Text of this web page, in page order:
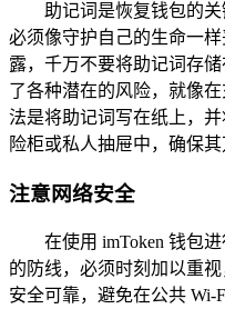
助记词是恢复钱包的
必须像守护自己的生命一
露，千万不要将助记词存
了各种潜在的风险，就像
法是将助记词写在纸上，
险柜或私人抽屉中，确保其
注意网络安全
在使用 imToken 钱包
的防线，必须时刻加以重
安全可靠，避免在公共